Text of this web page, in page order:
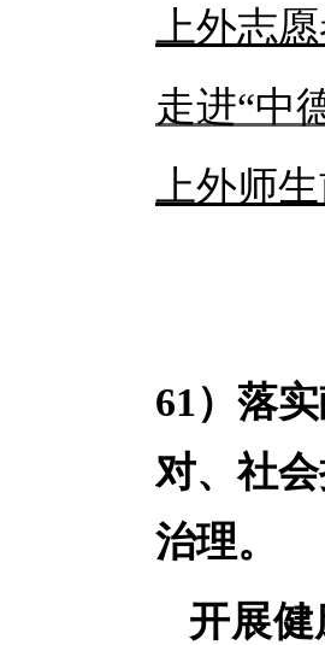
上外志
走进“中
上外师
61）落
对、社
治理。
开展